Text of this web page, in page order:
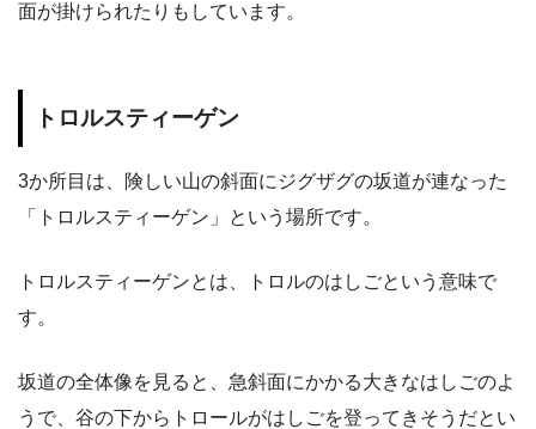
面が掛けられたりもしています。
トロルスティーゲン
3か所目は、険しい山の斜面にジグザグの坂道が連なった
「トロルスティーゲン」という場所です。
トロルスティーゲンとは、トロルのはしごという意味で
す。
坂道の全体像を見ると、急斜面にかかる大きなはしごのよ
うで、谷の下からトロールがはしごを登ってきそうだとい